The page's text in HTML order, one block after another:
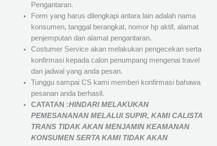
Pengantaran.
Form yang harus dilengkapi antara lain adalah nama
konsumen, tanggal berangkat, nomor hp aktif, alamat
penjemputan dan alamat pengantaran.
Costumer Service akan melakukan pengecekan serta
konfirmasi kepada calon penumpang mengenai travel
dan jadwal yang anda pesan.
Tunggu sampai CS kami memberi konfirmasi bahawa
pesanan anda berhasil.
CATATAN :HINDARI MELAKUKAN
PEMESANANAN MELALUI SUPIR, KAMICALISTA
TRANSTIDAK AKAN MENJAMINKEAMANAN
KONSUMEN SERTA KAMI TIDAK AKAN